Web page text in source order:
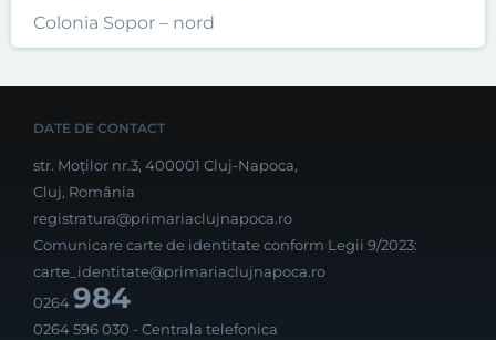
Colonia Sopor – nord
DATE DE CONTACT
str. Moților nr.3, 400001 Cluj-Napoca,
Cluj, România
registratura@primariaclujnapoca.ro
Comunicare carte de identitate conform Legii 9/2023:
carte_identitate@primariaclujnapoca.ro
0264984
0264 596 030 - Centrala telefonica